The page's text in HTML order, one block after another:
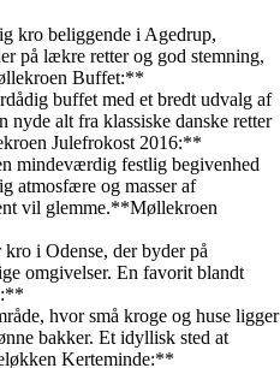
kro beliggende i Agedrup,
på lækre retter og god stemning,
Buffet:**
buffet med et bredt udvalg af
nyde alt fra klassiske danske retter
Julefrokost 2016:**
mindeværdig festlig begivenhed
atmosfære og masser af
vil glemme.**Møllekroen
i Odense, der byder på
omgivelser. En favorit blandt
hvor små kroge og huse ligger
bakker. Et idyllisk sted at
Kerteminde:**